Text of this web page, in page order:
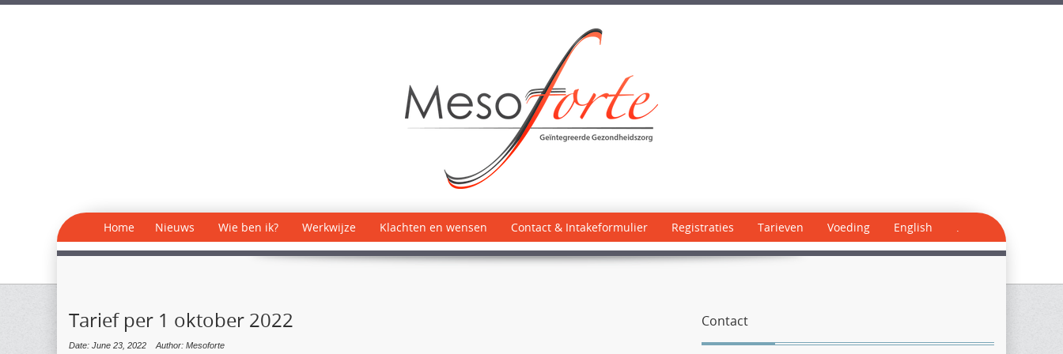
Home Nieuws Wie ben ik? Werkwijze Klachten en wensen Contact & Intakeformulier Registraties Tarieven Voeding English .
Tarief per 1 oktober 2022
Date: June 23, 2022 Author: Mesoforte
Contact